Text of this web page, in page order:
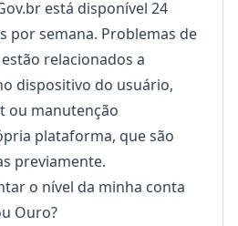
está disponível 24
por semana. Problemas de
relacionados a
dispositivo do usuário,
ou manutenção
plataforma, que são
previamente.
o nível da minha conta
Ouro?